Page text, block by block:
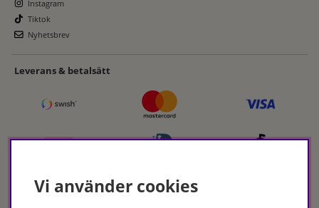
Instagram
Tiktok
Nyhetsbrev
Leverans & betalsätt
Vi använder cookies